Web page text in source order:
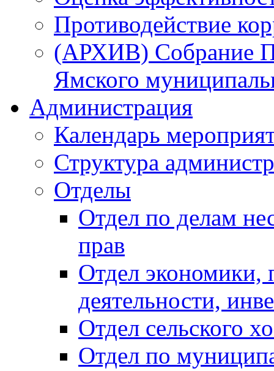
Противодействие
(АРХИВ) Собрание
Ямского
Администрация
Календарь
Структура
Отделы
Отдел по делам
прав
Отдел экономики,
деятельности,
Отдел сельского
Отдел по